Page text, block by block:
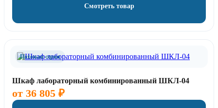
Смотреть товар
Похожая серия
Шкаф лабораторный комбинированный ШКЛ-04
от 36 805 ₽